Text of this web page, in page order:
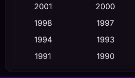
Culture
Dance เต้น
2001
2000
1998
1997
1994
1993
1991
1990
1986
1985